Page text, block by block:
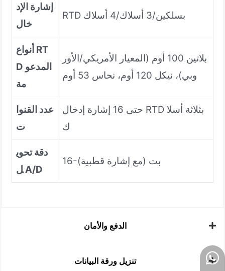
إشارة الإد
خال
RTD بسلكين/3 أسلاك/4 أسلاك
أنواع RT
D المدعو
مة
بلاتين 100 أوم (المعيار الأمريكي/الأور
وبي)، نيكل 120 أوم، نحاس 53 أوم
عدد القنوا
ت
حتى 16 إشارة إدخال RTD بثلاثة أسلا
ك
دقة تحوي
ل A/D
16-بت (مع إشارة قطبية)
الدفع والأمان
تنزيل ورقة البيانات